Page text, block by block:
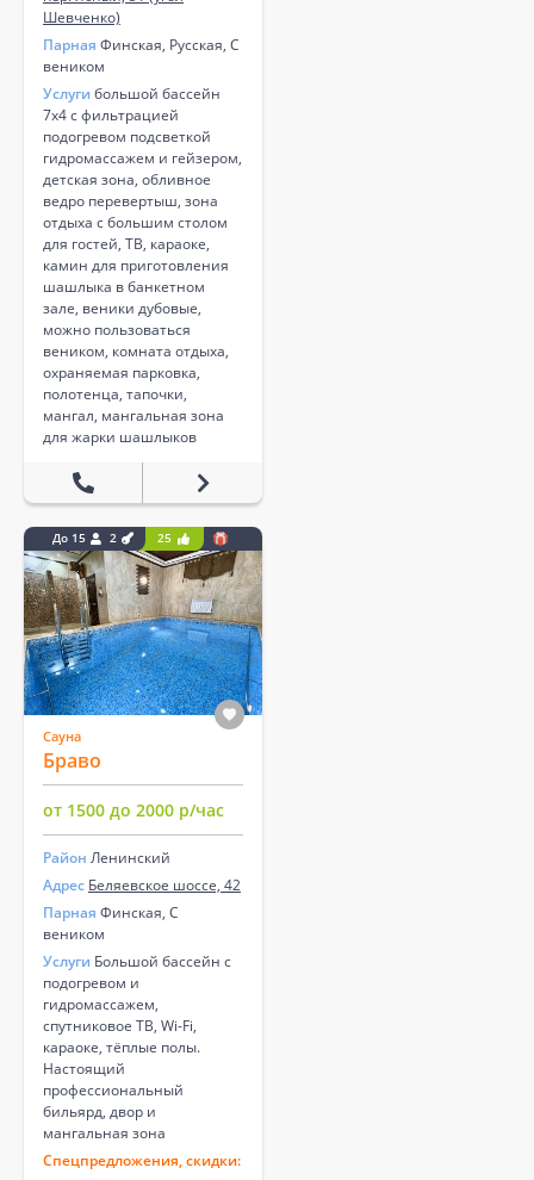
Шевченко)
Парная Финская, Русская, С
веником
Услуги большой бассейн
7х4 с фильтрацией
подогревом подсветкой
гидромассажем и гейзером,
детская зона, обливное
ведро перевертыш, зона
отдыха с большим столом
для гостей, ТВ, караоке,
камин для приготовления
шашлыка в банкетном
зале, веники дубовые,
можно пользоваться
веником, комната отдыха,
охраняемая парковка,
полотенца, тапочки,
мангал, мангальная зона
для жарки шашлыков
До 15 2 25
Сауна
Браво
от 1500 до 2000 р/час
Район Ленинский
Адрес Беляевское шоссе, 42
Парная Финская, С
веником
Услуги Большой бассейн с
подогревом и
гидромассажем,
спутниковое ТВ, Wi-Fi,
караоке, тёплые полы.
Настоящий
профессиональный
бильярд, двор и
мангальная зона
Спецпредложения, скидки: